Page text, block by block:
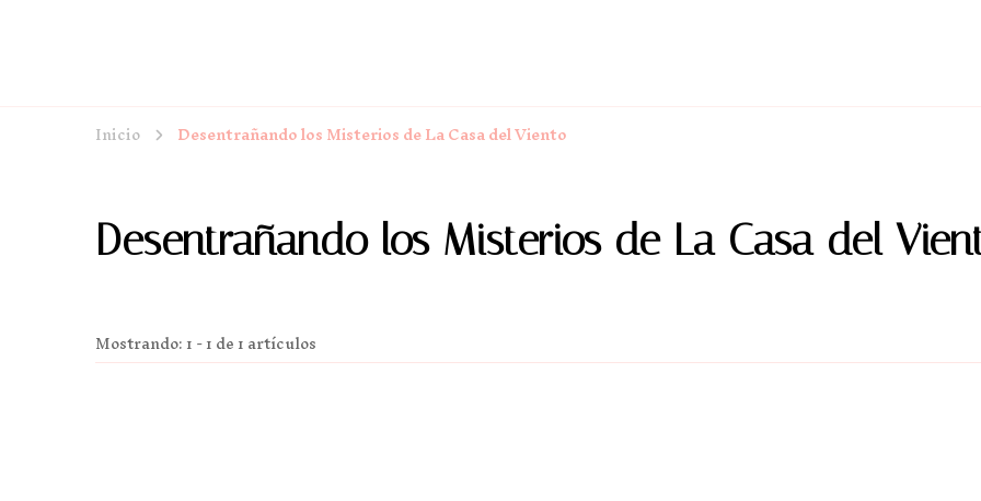
Inicio Desentrañando los Misterios de La Casa del Viento
Desentrañando los Misterios de La Casa del
Mostrando: 1 - 1 de 1 artículos